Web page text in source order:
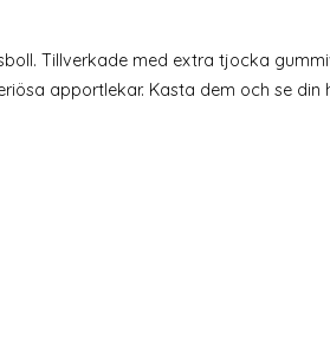
Tillverkade med extra tjocka
apportlekar. Kasta dem och se din